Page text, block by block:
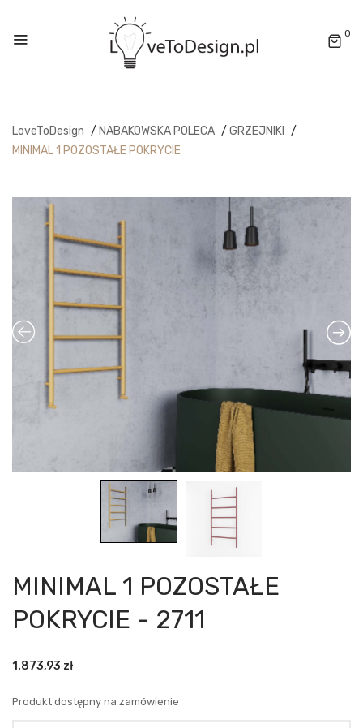
0
LoveToDesign / NABAKOWSKA POLECA / GRZEJNIKI /
MINIMAL 1 POZOSTAŁE POKRYCIE
MINIMAL 1 POZOSTAŁE
POKRYCIE - 2711
1.873,93 zł
Produkt dostępny na zamówienie